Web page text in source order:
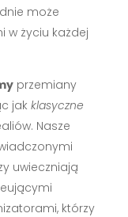
może
w życiu każdej
przemiany
jakklasyczne
Nasze
uwieczniają
którzy